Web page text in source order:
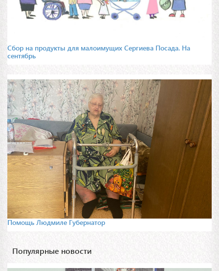
Сбор на продукты для малоимущих Сергиева Посада. На
сентябрь
Помощь Людмиле Губернатор
Популярные новости